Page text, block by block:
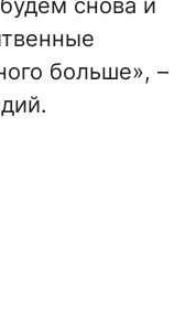
снова и
больше», –